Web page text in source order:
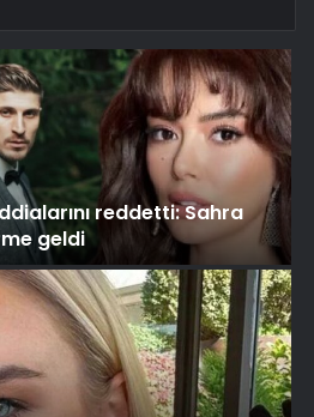
reddetti: Sahra
geldi